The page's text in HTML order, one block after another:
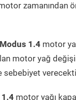
zamanından
1.4 motor
motor yağ
sebebiyet
1.4 motor yağı